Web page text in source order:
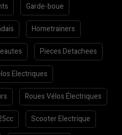
Garde-boue
Hometrainers
Pieces Detachees
Electriques
Roues Vélos Électriques
Scooter Electrique